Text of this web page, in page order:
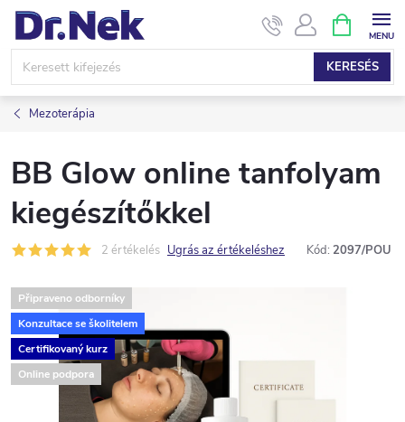
Ugrás
KERESÉS
KOSÁR
Mezoterápia
BB Glow online tanfolyam
kiegészítőkkel
2 értékelés Ugrás az értékeléshez Kód: 2097/POU
Připraveno odborníky
Konzultace se školitelem
Certifikovaný kurz
Online podpora